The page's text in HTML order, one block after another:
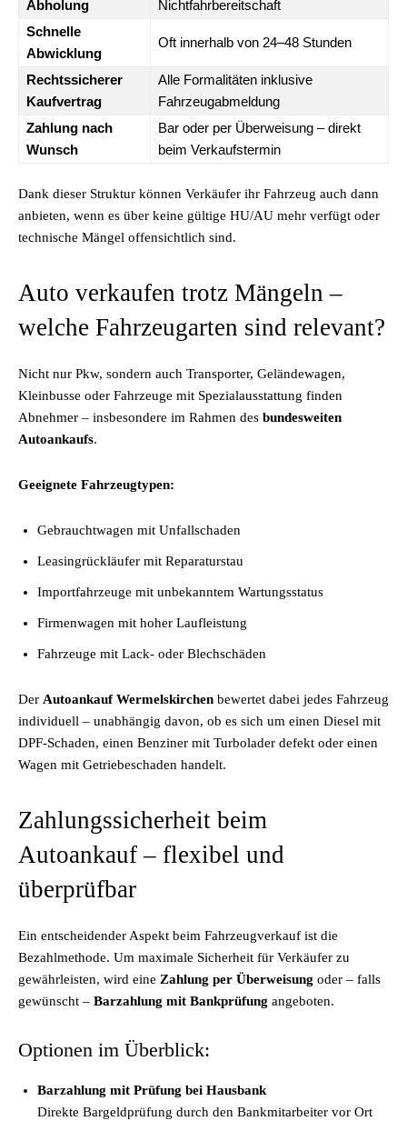
Abholung
Nichtfahrbereitschaft
Schnelle
Abwicklung
Oft innerhalb von 24–48 Stunden
Rechtssicherer
Kaufvertrag
Alle Formalitäten inklusive
Fahrzeugabmeldung
Zahlung nach
Wunsch
Bar oder per Überweisung – direkt
beim Verkaufstermin
Dank dieser Struktur können Verkäufer ihr Fahrzeug auch dann
anbieten, wenn es über keine gültige HU/AU mehr verfügt oder
technische Mängel offensichtlich sind.
Auto verkaufen trotz Mängeln –
welche Fahrzeugarten sind relevant?
Nicht nur Pkw, sondern auch Transporter, Geländewagen,
Kleinbusse oder Fahrzeuge mit Spezialausstattung finden
Abnehmer – insbesondere im Rahmen des bundesweiten
Autoankaufs.
Geeignete Fahrzeugtypen:
Gebrauchtwagen mit Unfallschaden
Leasingrückläufer mit Reparaturstau
Importfahrzeuge mit unbekanntem Wartungsstatus
Firmenwagen mit hoher Laufleistung
Fahrzeuge mit Lack- oder Blechschäden
Der Autoankauf Wermelskirchen bewertet dabei jedes Fahrzeug
individuell – unabhängig davon, ob es sich um einen Diesel mit
DPF-Schaden, einen Benziner mit Turbolader defekt oder einen
Wagen mit Getriebeschaden handelt.
Zahlungssicherheit beim
Autoankauf – flexibel und
überprüfbar
Ein entscheidender Aspekt beim Fahrzeugverkauf ist die
Bezahlmethode. Um maximale Sicherheit für Verkäufer zu
gewährleisten, wird eine Zahlung per Überweisung oder – falls
gewünscht – Barzahlung mit Bankprüfung angeboten.
Optionen im Überblick:
Barzahlung mit Prüfung bei Hausbank
Direkte Bargeldprüfung durch den Bankmitarbeiter vor Ort